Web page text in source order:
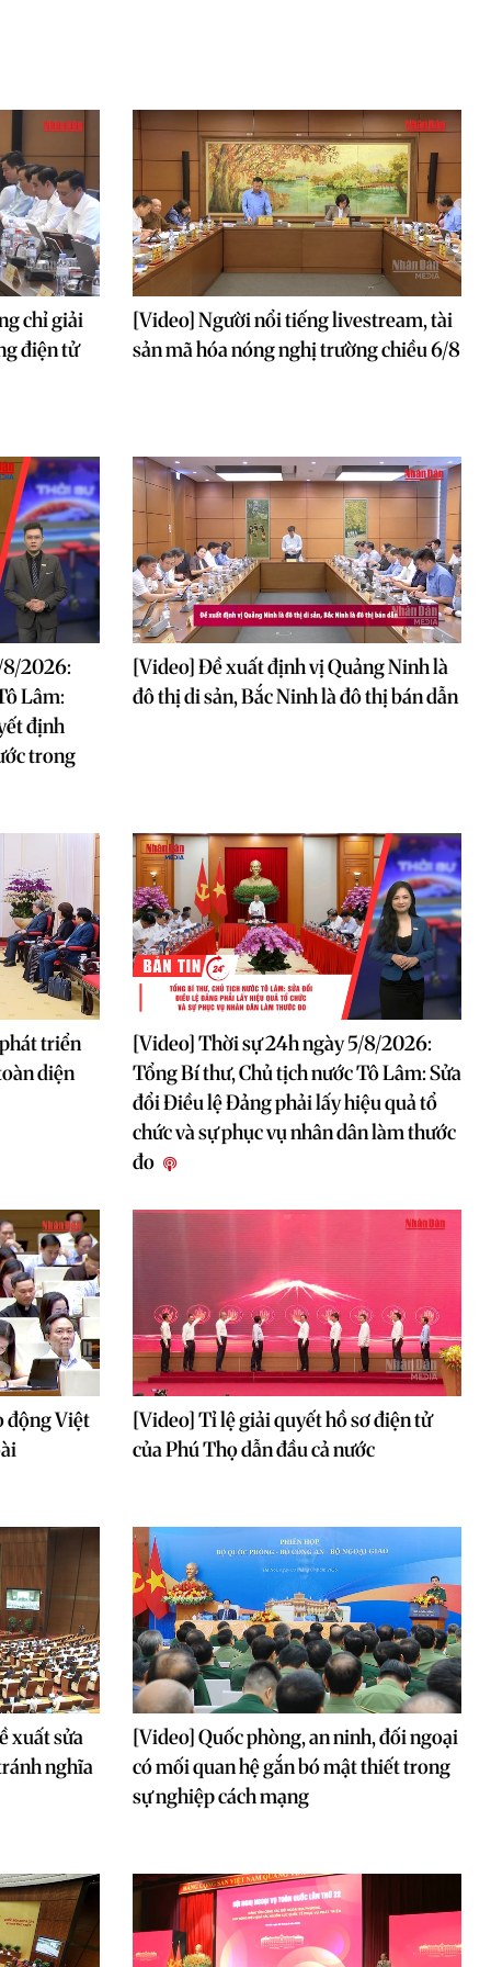
chỉ giải
điện tử
[Video] Người nổi tiếng livestream, tài
sản mã hóa nóng nghị trường chiều 6/8
8/2026:
Lâm:
định
trong
[Video] Đề xuất định vị Quảng Ninh là
đô thị di sản, Bắc Ninh là đô thị bán dẫn
triển
diện
[Video] Thời sự 24h ngày 5/8/2026:
Tổng Bí thư, Chủ tịch nước Tô Lâm: Sửa
đổi Điều lệ Đảng phải lấy hiệu quả tổ
chức và sự phục vụ nhân dân làm thước
đo
động Việt
[Video] Tỉ lệ giải quyết hồ sơ điện tử
của Phú Thọ dẫn đầu cả nước
xuất sửa
nghĩa
[Video] Quốc phòng, an ninh, đối ngoại
có mối quan hệ gắn bó mật thiết trong
sự nghiệp cách mạng